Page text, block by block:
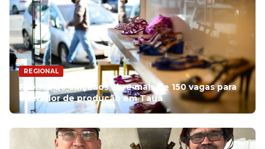
REGIONAL
Fábrica de calçados abre mais de 150 vagas para
operador de produção em Tauá